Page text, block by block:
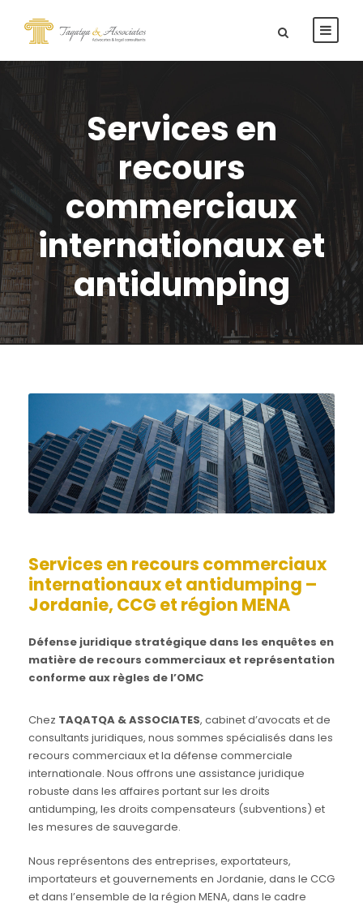
Services en
recours
commerciaux
internationaux et
antidumping
Services en recours commerciaux
internationaux et antidumping –
Jordanie, CCG et région MENA
Défense juridique stratégique dans les enquêtes en
matière de recours commerciaux et représentation
conforme aux règles de l’OMC
Chez TAQATQA & ASSOCIATES, cabinet d’avocats et de
consultants juridiques, nous sommes spécialisés dans les
recours commerciaux et la défense commerciale
internationale. Nous offrons une assistance juridique
robuste dans les affaires portant sur les droits
antidumping, les droits compensateurs (subventions) et
les mesures de sauvegarde.
Nous représentons des entreprises, exportateurs,
importateurs et gouvernements en Jordanie, dans le CCG
et dans l’ensemble de la région MENA, dans le cadre